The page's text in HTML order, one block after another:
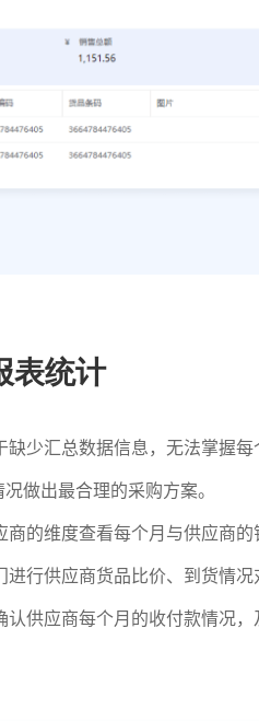
表统计
缺少汇总数据信息，无法掌握
做出最合理的采购方案。
商的维度查看每个月与供应商
进行供应商货品比价、到货情
认供应商每个月的收付款情况